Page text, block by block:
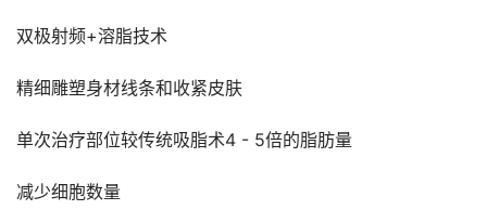
双极射频+溶脂技术
精细雕塑身材线条和收紧皮肤
单次治疗部位较传统吸脂术4 - 5倍的脂肪量
减少细胞数量